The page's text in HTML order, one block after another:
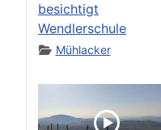
besichtigt
Wendlerschule
Mühlacker